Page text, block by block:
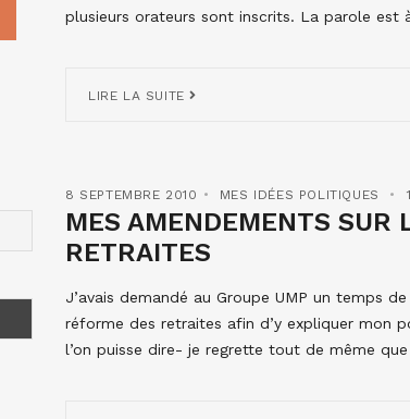
plusieurs orateurs sont inscrits. La parole est
LIRE LA SUITE
8 SEPTEMBRE 2010 MES IDÉES POLITIQUES
MES AMENDEMENTS SUR
RETRAITES
J’avais demandé au Groupe UMP un temps
réforme des retraites afin d’y expliquer mon
l’on puisse dire- je regrette tout de même